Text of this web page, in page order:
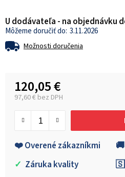
U dodávateľa - na objednávku
3.11.2026
Možnosti doručenia
120,05 €
97,60 € bez DPH
❤️ Overené zákazníkmi
✓ Záruka kvality